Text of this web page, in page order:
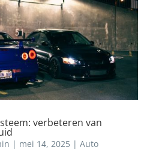
verbeteren van
| mei 14, 2025 |Auto